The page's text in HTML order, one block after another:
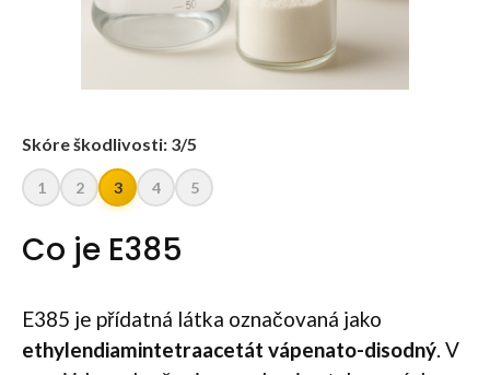
Skóre škodlivosti: 3/5
1 2 3 4 5
Co je E385
E385 je přídatná látka označovaná jako
ethylendiamintetraacetát vápenato-disodný. V